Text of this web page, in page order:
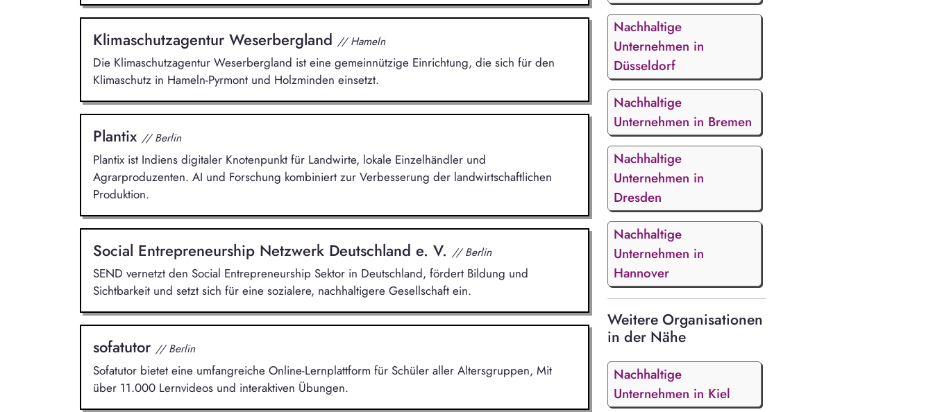
Klimaschutzagentur Weserbergland // Hameln
Die Klimaschutzagentur Weserbergland ist eine gemeinnützige Einrichtung, die sich für den
Klimaschutz in Hameln-Pyrmont und Holzminden einsetzt.
Plantix // Berlin
Plantix ist Indiens digitaler Knotenpunkt für Landwirte, lokale Einzelhändler und
Agrarproduzenten. AI und Forschung kombiniert zur Verbesserung der landwirtschaftlichen
Produktion.
Social Entrepreneurship Netzwerk Deutschland e. V. // Berlin
SEND vernetzt den Social Entrepreneurship Sektor in Deutschland, fördert Bildung und
Sichtbarkeit und setzt sich für eine sozialere, nachhaltigere Gesellschaft ein.
sofatutor // Berlin
Sofatutor bietet eine umfangreiche Online-Lernplattform für Schüler aller Altersgruppen, Mit
über 11.000 Lernvideos und interaktiven Übungen.
Nachhaltige
Unternehmen in
Düsseldorf
Nachhaltige
Unternehmen in Bremen
Nachhaltige
Unternehmen in
Dresden
Nachhaltige
Unternehmen in
Hannover
Weitere Organisationen
in der Nähe
Nachhaltige
Unternehmen in Kiel